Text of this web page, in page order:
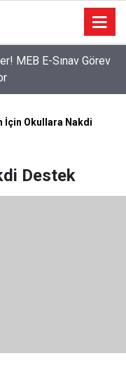
MEB E-Sınav Görev
İçin Okullara Nakdi
Destek